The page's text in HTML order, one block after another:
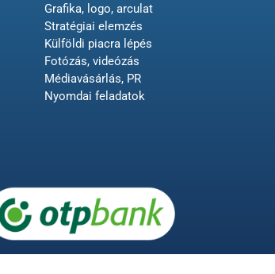
Grafika, logo, arculat
Stratégiai elemzés
Külföldi piacra lépés
Fotózás, videózás
Médiavásárlás, PR
Nyomdai feladatok